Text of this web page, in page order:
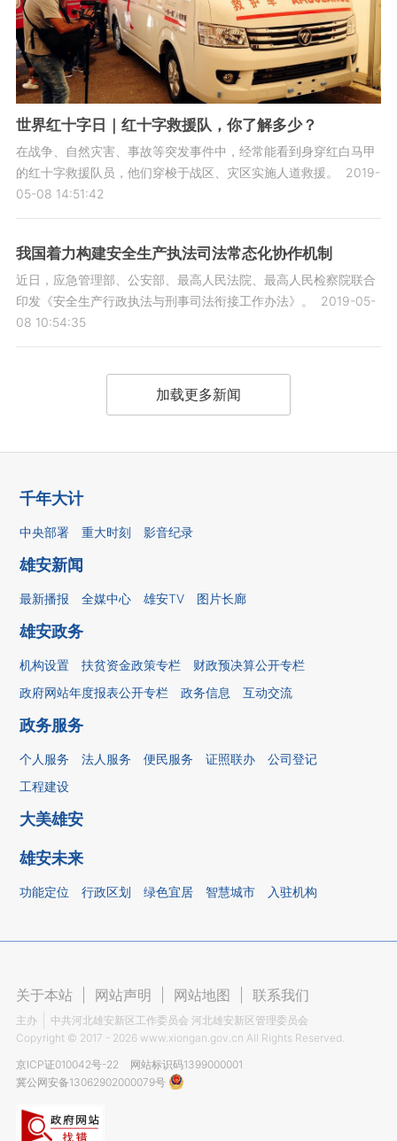
世界红十字日｜红十字救援队，你了解多少？
在战争、自然灾害、事故等突发事件中，经常能看到身穿红白马甲
的红十字救援队员，他们穿梭于战区、灾区实施人道救援。
2019-
05-08 14:51:42
我国着力构建安全生产执法司法常态化协作机制
近日，应急管理部、公安部、最高人民法院、最高人民检察院联合
印发《安全生产行政执法与刑事司法衔接工作办法》。
2019-05-
08 10:54:35
加载更多新闻
千年大计
中央部署 重大时刻 影音纪录
雄安新闻
最新播报 全媒中心 雄安TV 图片长廊
雄安政务
机构设置 扶贫资金政策专栏
财政预决算公开专栏
政府网站年度报表公开专栏
政务信息 互动交流
政务服务
个人服务 法人服务 便民服务 证照联办
公司登记
工程建设
大美雄安
雄安未来
功能定位 行政区划 绿色宜居 智慧城市 入驻机构
关于本站 网站声明 网站地图 联系我们
主办
中共河北雄安新区工作委员会 河北雄安新区管理委员会
Copyright © 2017 - 2026 www.xiongan.gov.cn All Rights Reserved.
京ICP证010042号-22
网站标识码1399000001
冀公网安备13062902000079号